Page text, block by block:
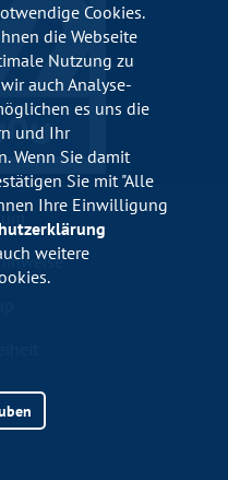
Cookies.
die Webseite
Nutzung zu
auch Analyse-
es uns die
und Ihr
Wenn Sie damit
Sie mit "Alle
Ihre Einwilligung
weitere